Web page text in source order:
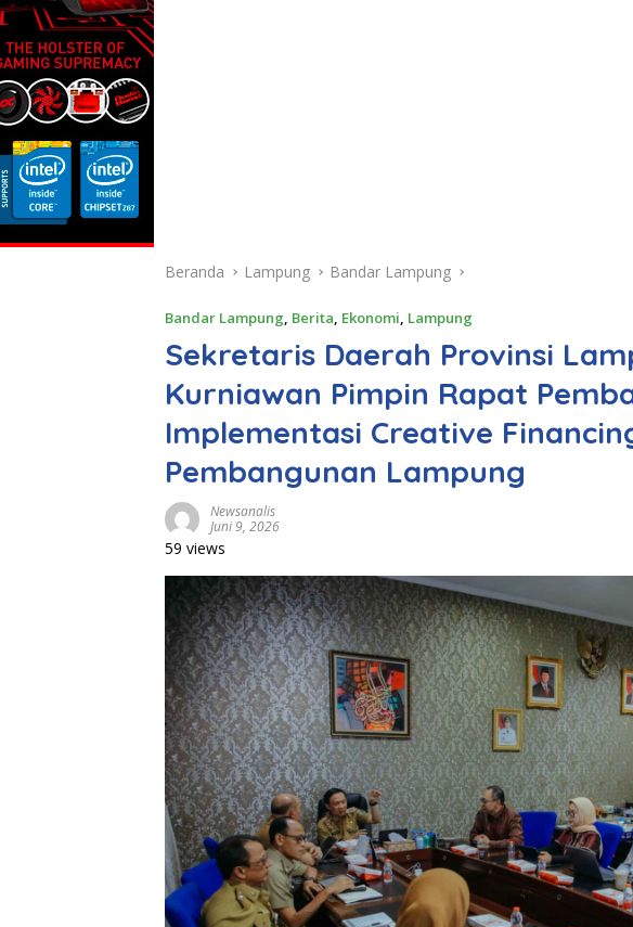
Beranda Lampung Bandar Lampung
Bandar Lampung, Berita, Ekonomi, Lampung
Sekretaris Daerah Provinsi
Kurniawan Pimpin Rapat
Implementasi Creative
Pembangunan Lampung
Newsanalis
Juni 9, 2026
59 views